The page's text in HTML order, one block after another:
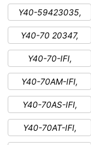
Y40-59423035,
Y40-70 20347,
Y40-70-IFI,
Y40-70AM-IFI,
Y40-70AS-IFI,
Y40-70AT-IFI,